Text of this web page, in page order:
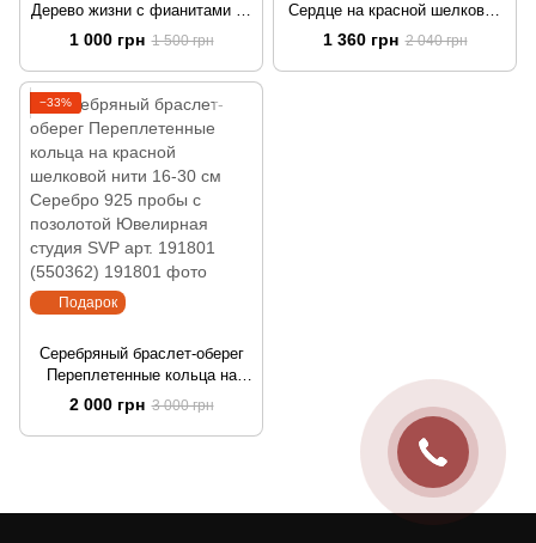
Дерево жизни с фианитами на
красной шелковой нити 12-20
см Серебро 925 пробы
Ювелирная студия SVP арт.
191701 (550231б)
1 000 грн 1 500 грн
Сердце на красной шелковой
нити 15,5-21 см Серебро 925
пробы Ювелирная студия
SVP арт. 191501 (550202)
1 360 грн 2 040 грн
Подарок
−33%
Серебряный браслет-оберег
Переплетенные кольца на
красной шелковой нити 16-30
см Серебро 925 пробы с
позолотой Ювелирная студия
2 000 грн 3 000 грн